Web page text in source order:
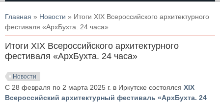
Вы здесь
Главная » Новости » Итоги XIX Всероссийского архитектурного
фестиваля «АрхБухта. 24 часа»
Итоги XIX Всероссийского архитектурного
фестиваля «АрхБухта. 24 часа»
Новости
С 28 февраля по 2 марта 2025 г. в Иркутске состоялся XIХ
Всероссийский архитектурный фестиваль «АрхБухта. 24